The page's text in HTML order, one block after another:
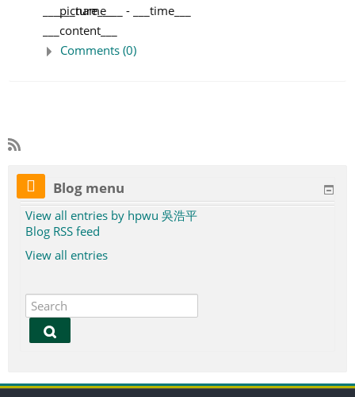
___picture___
___name___ -
___time___
___content___
Comments (0)
Blog menu
View all entries by hpwu 吳浩平
Blog RSS feed
View all entries
S
a
S
r